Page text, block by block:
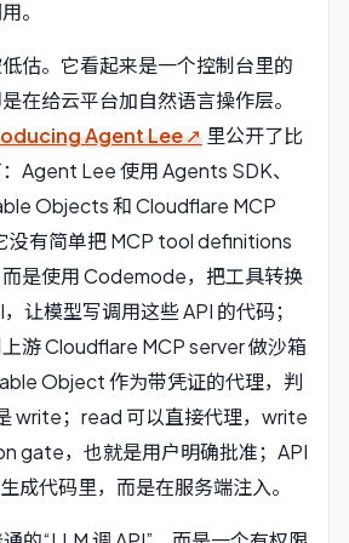
。
估。它看起来是一个控制台里的
在给云平台加自然语言操作层。
Agent Lee
里公开了比
Agent Lee 使用 Agents SDK、
Objects 和 Cloudflare MCP
有简单把 MCP tool definitions
是使用 Codemode，把工具转换
让模型写调用这些 API 的代码；
游 Cloudflare MCP server 做沙箱
Object 作为带凭证的代理，判
write；read 可以直接代理，write
gate，也就是用户明确批准；API
成代码里，而是在服务端注入。